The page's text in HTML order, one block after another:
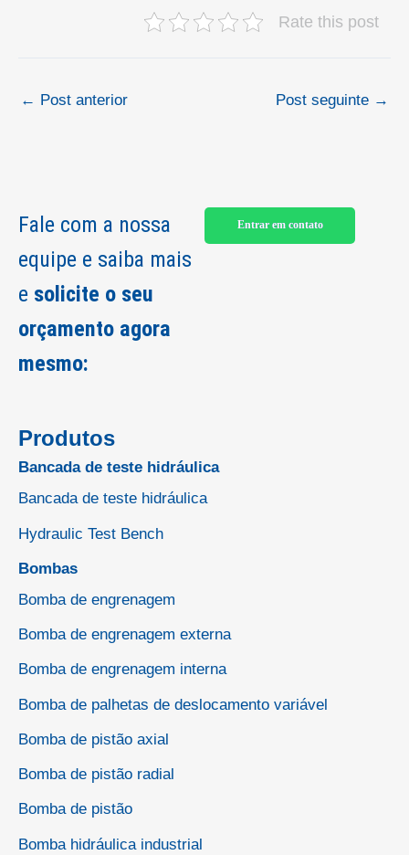
Rate this post
← Post anterior Post seguinte →
Fale com a nossa
equipe e saiba mais
e solicite o seu
orçamento agora
mesmo:
Entrar em contato
Produtos
Bancada de teste hidráulica
Bancada de teste hidráulica
Hydraulic Test Bench
Bombas
Bomba de engrenagem
Bomba de engrenagem externa
Bomba de engrenagem interna
Bomba de palhetas de deslocamento variável
Bomba de pistão axial
Bomba de pistão radial
Bomba de pistão
Bomba hidráulica industrial